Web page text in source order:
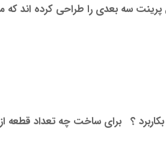
سه بعدی را طراحی کرده اند
؟ برای ساخت چه تعداد